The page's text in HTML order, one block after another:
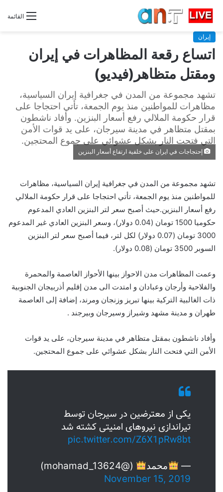
القائمة
إيران
اتساع رقعة المظاهرات في إيران
ومقتل متظاهر(فيديو)
تشهد مجموعة من المدن في جغرافية إيران السياسية،
مظاهرات للمواطنين منذ يوم الجمعة، تأتي احتجاجا على
قرار حكومة الملالي رفع أسعار البنزين. وأفاد ناشطون
بمقتل متظاهر في مدينة سيرجان، على يد قوات الأمن
التي فتحت النار بشكل عشوائي على جموع المحتجين.
إحتجاجات في ایران على خلفية ارتفاع أسعار البنزين
تشهد مجموعة من المدن في جغرافية إيران السياسية، مظاهرات
للمواطنين منذ يوم الجمعة، تأتي احتجاجا على قرار حكومة الملالي
رفع أسعار البنزين.حيث أصبح سعر لتر البنزين العادي المدعوم
حكوميا 1500 تومان (0.04 دولار)، وسعر البنزين العادي غير المدعوم
3000 تومان (0.07 دولار) لكل لتر، فيما أصبح سعر لتر البنزين
السوبر 3500 تومان (0.08 دولار).
وعمت المظاهرات مدن الاحواز بينها الأحواز العاصمة والمحمرة
والفلاحية وأرجان وعبادان و امتدت الى مدن إقليم أذربيجان الجنوبية
ذات الغالبية التركية بينها تبريز وزنجان ومرند، إضافة إلى العاصمة
طهران و مدينة مشهد وشيراز وسيرجان وبيرجند .
وأفاد ناشطون بمقتل متظاهر في مدينة سيرجان، على يد قوات
الأمن التي فتحت النار بشكل عشوائي على جموع المحتجين.
یکی از معترضین در سیرجان توسط
تیراندازی نیروهای امنیتی کشته شد
pic.twitter.com/Z6X1pRw8bt
— ⁩⁦⁩ محمد
(@mohamad_13624)
November 15, 2019